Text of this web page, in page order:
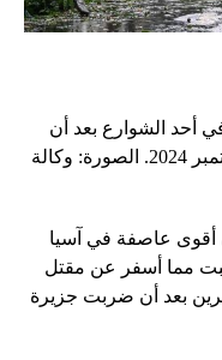
أحد الشوارع بعد أن
ضرب إعصار ياغي هاي فونج في 7 سبتمبر 2024. الصورة: وكالة
أقوى عاصفة في آسيا
مما أسفر عن مقتل
أشخاص على الأقل وإصابة 78 آخرين بعد أن ضربت جزيرة